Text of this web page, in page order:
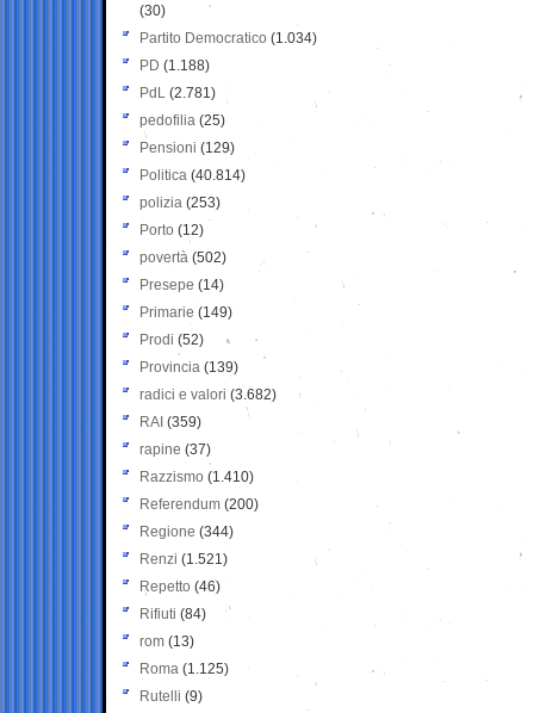
(30)
Partito Democratico (1.034)
PD (1.188)
PdL (2.781)
pedofilia (25)
Pensioni (129)
Politica (40.814)
polizia (253)
Porto (12)
povertà (502)
Presepe (14)
Primarie (149)
Prodi (52)
Provincia (139)
radici e valori (3.682)
RAI (359)
rapine (37)
Razzismo (1.410)
Referendum (200)
Regione (344)
Renzi (1.521)
Repetto (46)
Rifiuti (84)
rom (13)
Roma (1.125)
Rutelli (9)